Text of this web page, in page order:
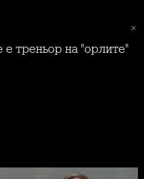
е треньор на "орлите"